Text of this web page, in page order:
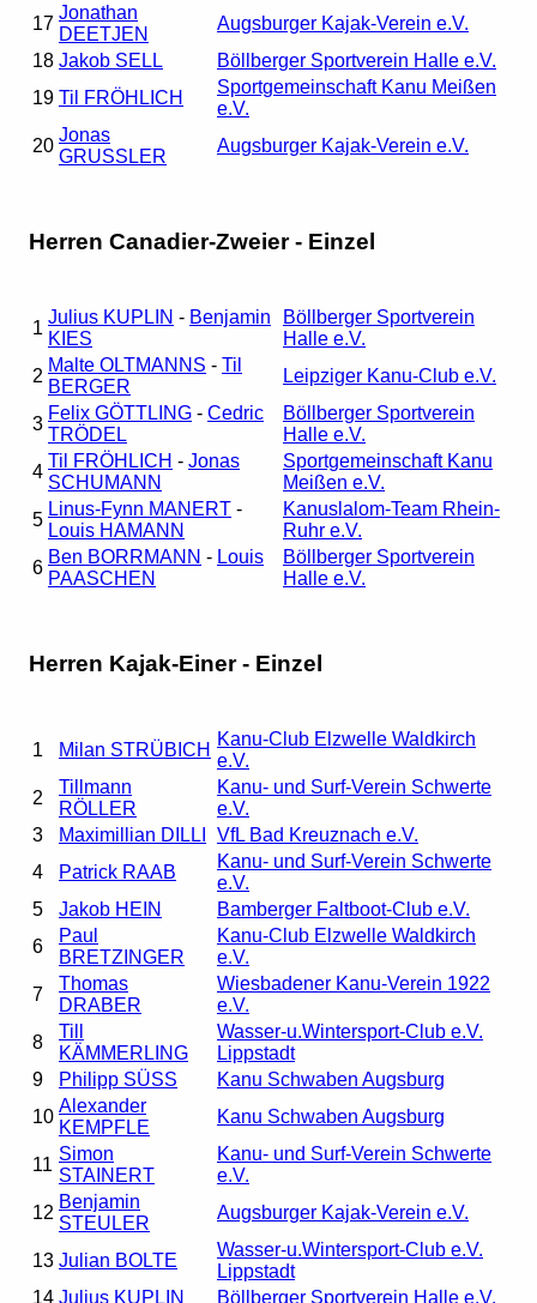
17
Jonathan
DEETJEN
Augsburger Kajak-Verein e.V.
18 Jakob SELL
Böllberger Sportverein Halle e.V.
19 Til FRÖHLICH
Sportgemeinschaft Kanu Meißen
e.V.
20
Jonas
GRUSSLER
Augsburger Kajak-Verein e.V.
Herren Canadier-Zweier - Einzel
1
Julius KUPLIN - Benjamin
KIES
Böllberger Sportverein
Halle e.V.
2
Malte OLTMANNS - Til
BERGER
Leipziger Kanu-Club e.V.
3
Felix GÖTTLING - Cedric
TRÖDEL
Böllberger Sportverein
Halle e.V.
4
Til FRÖHLICH - Jonas
SCHUMANN
Sportgemeinschaft Kanu
Meißen e.V.
5
Linus-Fynn MANERT -
Louis HAMANN
Kanuslalom-Team Rhein-
Ruhr e.V.
6
Ben BORRMANN - Louis
PAASCHEN
Böllberger Sportverein
Halle e.V.
Herren Kajak-Einer - Einzel
1 Milan STRÜBICH
Kanu-Club Elzwelle Waldkirch
e.V.
2
Tillmann
RÖLLER
Kanu- und Surf-Verein Schwerte
e.V.
3
Maximillian DILLI
VfL Bad Kreuznach e.V.
4
Patrick RAAB
Kanu- und Surf-Verein Schwerte
e.V.
5
Jakob HEIN
Bamberger Faltboot-Club e.V.
6
Paul
BRETZINGER
Kanu-Club Elzwelle Waldkirch
e.V.
7
Thomas
DRABER
Wiesbadener Kanu-Verein 1922
e.V.
8
Till
KÄMMERLING
Wasser-u.Wintersport-Club e.V.
Lippstadt
9
Philipp SÜSS
Kanu Schwaben Augsburg
10
Alexander
KEMPFLE
Kanu Schwaben Augsburg
11
Simon
STAINERT
Kanu- und Surf-Verein Schwerte
e.V.
12
Benjamin
STEULER
Augsburger Kajak-Verein e.V.
13 Julian BOLTE
Wasser-u.Wintersport-Club e.V.
Lippstadt
14 Julius KUPLIN Böllberger Sportverein Halle e.V.